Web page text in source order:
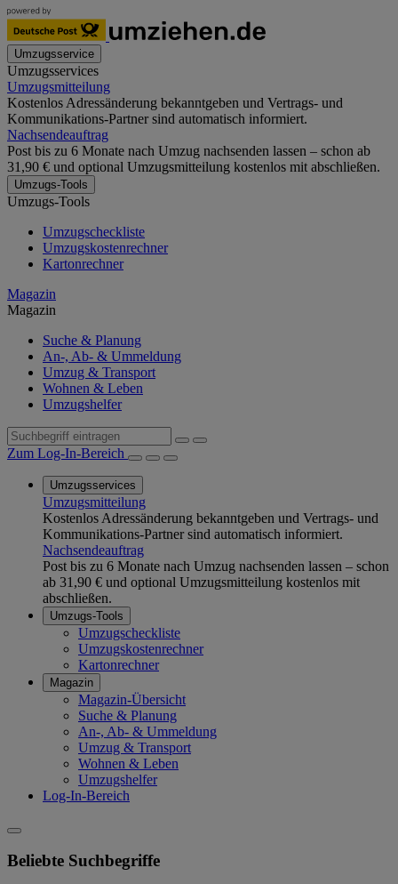
Umzugsservice
Umzugsservices
Umzugsmitteilung
Kostenlos Adressänderung bekanntgeben und Vertrags- und
Kommunikations-Partner sind automatisch informiert.
Nachsendeauftrag
Post bis zu 6 Monate nach Umzug nachsenden lassen – schon ab
31,90 € und optional Umzugsmitteilung kostenlos mit abschließen.
Umzugs-Tools
Umzugs-Tools
Umzugscheckliste
Umzugskostenrechner
Kartonrechner
Magazin
Magazin
Suche & Planung
An-, Ab- & Ummeldung
Umzug & Transport
Wohnen & Leben
Umzugshelfer
Zum Log-In-Bereich
Umzugsservices
Umzugsmitteilung
Kostenlos Adressänderung bekanntgeben und Vertrags- und
Kommunikations-Partner sind automatisch informiert.
Nachsendeauftrag
Post bis zu 6 Monate nach Umzug nachsenden lassen – schon
ab 31,90 € und optional Umzugsmitteilung kostenlos mit
abschließen.
Umzugs-Tools
Umzugscheckliste
Umzugskostenrechner
Kartonrechner
Magazin
Magazin-Übersicht
Suche & Planung
An-, Ab- & Ummeldung
Umzug & Transport
Wohnen & Leben
Umzugshelfer
Log-In-Bereich
Beliebte Suchbegriffe